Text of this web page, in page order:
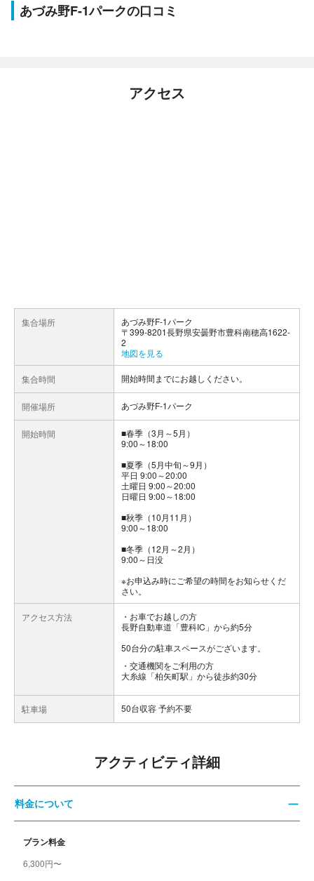
あづみ野F-1パークの口コミ
アクセス
集合場所
あづみ野F-1パーク
〒399-8201長野県安曇野市豊科南穂高1622-
2
地図を見る
集合時間 開始時間までにお越しください。
開催場所 あづみ野F-1パーク
開始時間
■春季（3月～5月）
9:00～18:00
■夏季（5月中旬～9月）
平日 9:00～20:00
土曜日 9:00～20:00
日曜日 9:00～18:00
■秋季（10月11月）
9:00～18:00
■冬季（12月～2月）
9:00～日没
※お申込み時にご希望の時間をお知らせくだ
さい。
アクセス方法
お車でお越しの方
長野自動車道「豊科IC」から約5分
50台分の駐車スペースがございます。
交通機関をご利用の方
大糸線「柏矢町駅」から徒歩約30分
駐車場 50台収容 予約不要
アクティビティ詳細
料金について
プラン料金
6,300円〜